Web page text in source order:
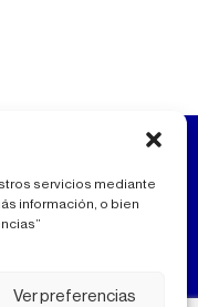
servicios mediante
información, o bien
Ver preferencias